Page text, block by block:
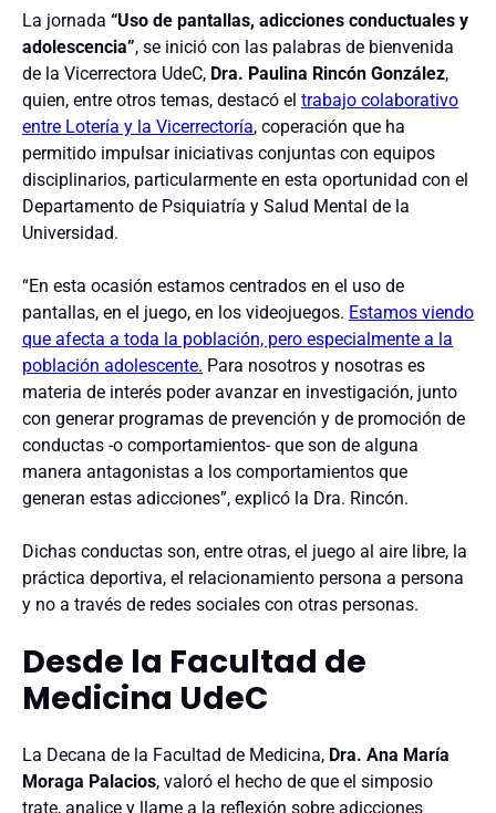
La jornada “Uso de pantallas, adicciones conductuales y
adolescencia”, se inició con las palabras de bienvenida
de la Vicerrectora UdeC, Dra. Paulina Rincón González,
quien, entre otros temas, destacó el trabajo colaborativo
entre Lotería y la Vicerrectoría, coperación que ha
permitido impulsar iniciativas conjuntas con equipos
disciplinarios, particularmente en esta oportunidad con el
Departamento de Psiquiatría y Salud Mental de la
Universidad.
“En esta ocasión estamos centrados en el uso de
pantallas, en el juego, en los videojuegos. Estamos viendo
que afecta a toda la población, pero especialmente a la
población adolescente. Para nosotros y nosotras es
materia de interés poder avanzar en investigación, junto
con generar programas de prevención y de promoción de
conductas -o comportamientos- que son de alguna
manera antagonistas a los comportamientos que
generan estas adicciones”, explicó la Dra. Rincón.
Dichas conductas son, entre otras, el juego al aire libre, la
práctica deportiva, el relacionamiento persona a persona
y no a través de redes sociales con otras personas.
Desde la Facultad de
Medicina UdeC
La Decana de la Facultad de Medicina, Dra. Ana María
Moraga Palacios, valoró el hecho de que el simposio
trate, analice y llame a la reflexión sobre adicciones